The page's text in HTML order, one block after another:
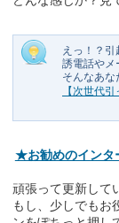
えっ！？
誘電話やメ
そんなあな
【次世代
★お勧めのインタ
頑張って更新して
もし、少しでもお